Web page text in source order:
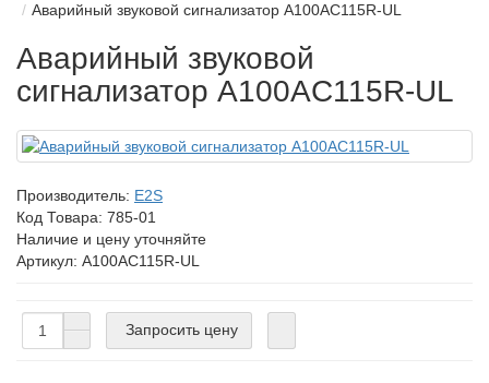
Аварийный звуковой сигнализатор A100AC115R-UL
Аварийный звуковой
сигнализатор A100AC115R-UL
Производитель: E2S
Код Товара: 785-01
Наличие и цену уточняйте
Артикул: A100AC115R-UL
Запросить цену